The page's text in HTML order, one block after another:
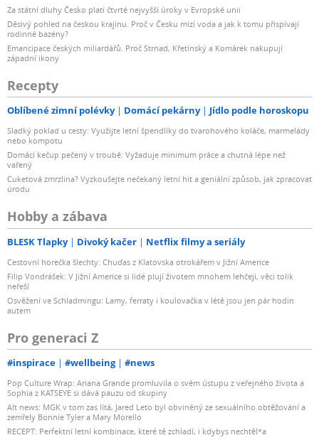
Za státní dluhy Česko platí čtvrté nejvyšší úroky v Evropské unii
Děsivý pohled na českou krajinu. Proč v Česku mizí voda a jak k tomu přispívají
rodinné bazény?
Emancipace českých miliardářů. Proč Strnad, Křetínský a Komárek nakupují
západní ikony
Recepty
Oblíbené zimní polévky Domácí pekárny Jídlo podle horoskopu
Sladký poklad u cesty: Využijte letní špendlíky do tvarohového koláče, marmelády
nebo kompotu
Domácí kečup pečený v troubě: Vyžaduje minimum práce a chutná lépe než
vařený
Cuketová zmrzlina? Vyzkoušejte nečekaný letní hit a geniální způsob, jak zpracovat
úrodu
Hobby a zábava
BLESK Tlapky Divoký kačer Netflix filmy a seriály
Cestovní horečka šlechty: Chuďas z Klatovska otrokářem v Jižní Americe
Filip Vondrášek: V Jižní Americe si lidé plují životem mnohem lehčeji, věci tolik
neřeší
Osvěžení ve Schladmingu: Lamy, ferraty i koulovačka v létě jsou jen pár hodin
autem
Pro generaci Z
#inspirace #wellbeing #news
Pop Culture Wrap: Ariana Grande promluvila o svém ústupu z veřejného života a
Sophia z KATSEYE si dává pauzu od skupiny
Alt news: MGK v tom zas lítá, Jared Leto byl obviněný ze sexuálního obtěžování a
zemřely Bonnie Tyler a Mary Morello
RECEPT: Perfektní letní kombinace, které tě zchladí, i kdybys nechtěl*a